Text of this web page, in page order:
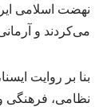
نهضت اسلامی
می‌کردند و
بنا بر روایت
نظامی، فرهنگی